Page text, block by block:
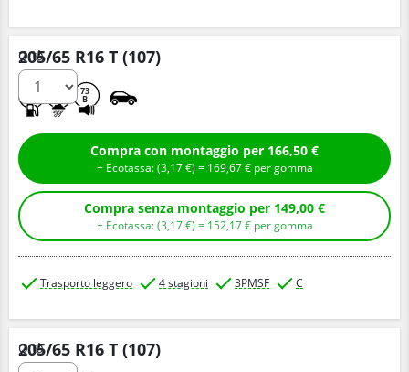
205/65 R16 T (107)
73
B
Q.tà
Compra con montaggio per 166,50 €
+ Ecotassa: (3,17€ ) = 169,67€ per gomma
Compra senza montaggio per 149,00 €
+ Ecotassa: (3,17€ ) = 152,17€ per gomma
Trasporto leggero 4 stagioni 3PMSF C
205/65 R16 T (107)
Q.tà